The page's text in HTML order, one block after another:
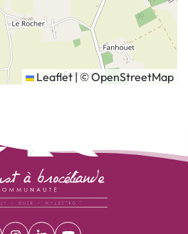
Leaflet|©OpenStreetMap